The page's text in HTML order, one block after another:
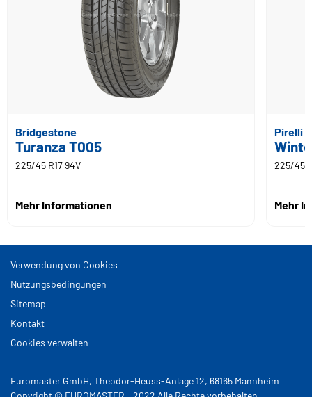
Bridgestone
Turanza T005
225/45 R17 94V
Mehr Informationen
Pirelli
225/45
Mehr
Verwendung von Cookies
Nutzungsbedingungen
Sitemap
Kontakt
Cookies verwalten
Euromaster GmbH, Theodor-Heuss-Anlage 12, 68165 Mannheim